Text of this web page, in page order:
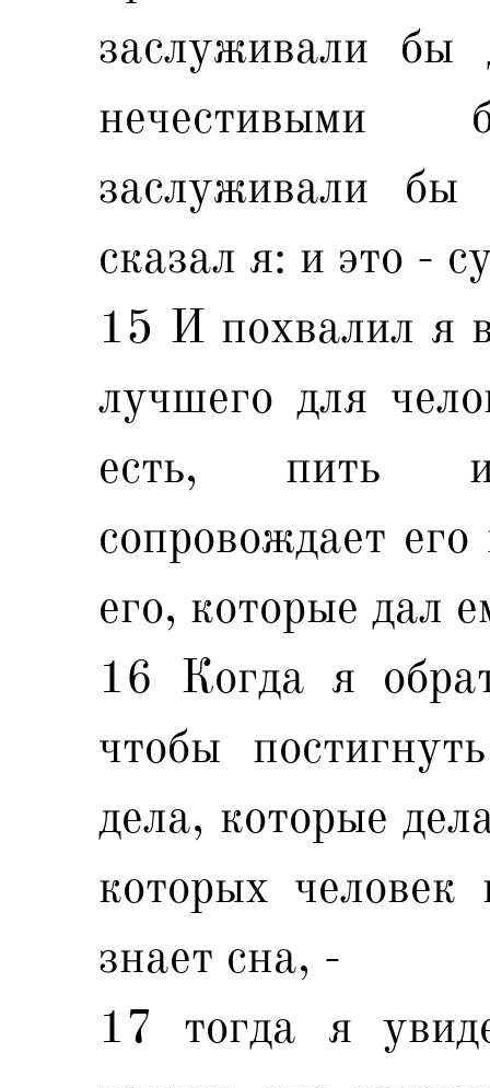
заслуживали бы
заслуживали
сказал я: и это -
15 И похвалил я
лучшего для
есть, пить и
сопровождает
его, которые дал
16 Когда я
чтобы
дела, которые
которых
знает сна, -
17 тогда я